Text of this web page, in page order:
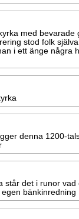
med bevarade
stod folk
i ett änge några
denna 1200-
står det i runor
bänkinredning